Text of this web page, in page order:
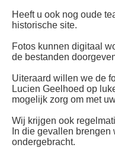
Heeft u ook nog oude
historische site.
Fotos kunnen digitaal
de bestanden
Uiteraard willen we de
Lucien Geelhoed op
mogelijk zorg om met
Wij krijgen ook
In die gevallen
ondergebracht.